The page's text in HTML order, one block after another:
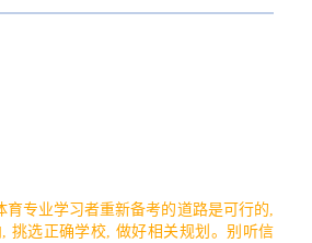
育专业学习者重新备考的道路是可行的,
挑选正确学校, 做好相关规划。别听信